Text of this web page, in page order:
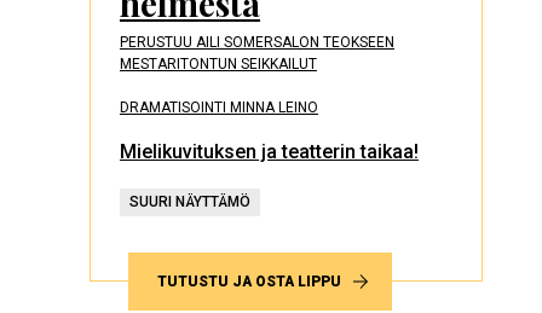
PERUSTUU AILI SOMERSALON TEOKSEEN
MESTARITONTUN SEIKKAILUT
DRAMATISOINTI MINNA LEINO
Mielikuvituksen ja teatterin taikaa!
SUURI NÄYTTÄMÖ
TUTUSTU JA OSTA LIPPU